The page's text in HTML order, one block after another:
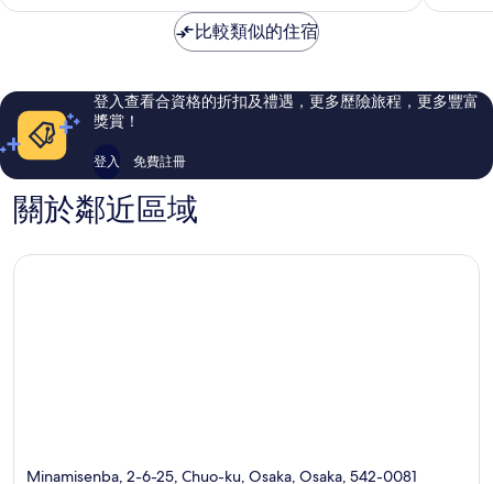
川
卓
評
價
評
卓
評
價
比較類似的住宿
登入查看合資格的折扣及禮遇，更多歷險旅程，更多豐富
獎賞！
登入 免費註冊
關於鄰近區域
Minamisenba, 2-6-25, Chuo-ku, Osaka, Osaka, 542-0081